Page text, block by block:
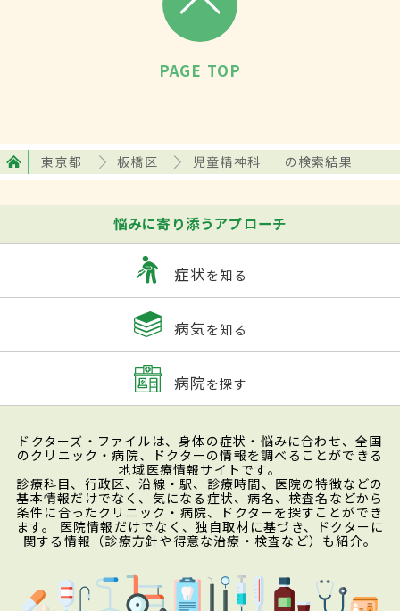
PAGE TOP
東京都 板橋区 児童精神科 の検索結果
悩みに寄り添うアプローチ
症状を知る
病気を知る
病院を探す
ドクターズ・ファイルは、身体の症状・悩みに合わせ、全国
のクリニック・病院、ドクターの情報を調べることができる
地域医療情報サイトです。
診療科目、行政区、沿線・駅、診療時間、医院の特徴などの
基本情報だけでなく、気になる症状、病名、検査名などから
条件に合ったクリニック・病院、ドクターを探すことができ
ます。 医院情報だけでなく、独自取材に基づき、ドクターに
関する情報（診療方針や得意な治療・検査など）も紹介。